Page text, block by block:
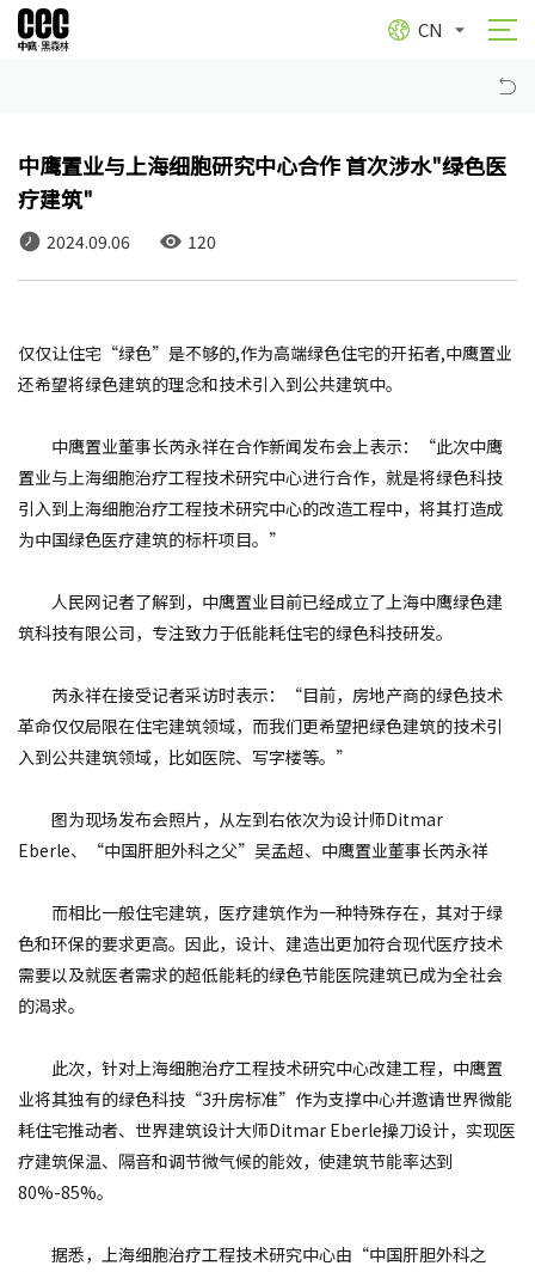
CN
中鹰置业与上海细胞研究中心合作 首次涉水"绿色医
疗建筑"
2024.09.06 120
仅仅让住宅“绿色”是不够的,作为高端绿色住宅的开拓者,中鹰置业
还希望将绿色建筑的理念和技术引入到公共建筑中。
中鹰置业董事长芮永祥在合作新闻发布会上表示：“此次中鹰
置业与上海细胞治疗工程技术研究中心进行合作，就是将绿色科技
引入到上海细胞治疗工程技术研究中心的改造工程中，将其打造成
为中国绿色医疗建筑的标杆项目。”
人民网记者了解到，中鹰置业目前已经成立了上海中鹰绿色建
筑科技有限公司，专注致力于低能耗住宅的绿色科技研发。
芮永祥在接受记者采访时表示：“目前，房地产商的绿色技术
革命仅仅局限在住宅建筑领域，而我们更希望把绿色建筑的技术引
入到公共建筑领域，比如医院、写字楼等。”
图为现场发布会照片，从左到右依次为设计师Ditmar
Eberle、“中国肝胆外科之父”吴孟超、中鹰置业董事长芮永祥
而相比一般住宅建筑，医疗建筑作为一种特殊存在，其对于绿
色和环保的要求更高。因此，设计、建造出更加符合现代医疗技术
需要以及就医者需求的超低能耗的绿色节能医院建筑已成为全社会
的渴求。
此次，针对上海细胞治疗工程技术研究中心改建工程，中鹰置
业将其独有的绿色科技“3升房标准”作为支撑中心并邀请世界微能
耗住宅推动者、世界建筑设计大师Ditmar Eberle操刀设计，实现医
疗建筑保温、隔音和调节微气候的能效，使建筑节能率达到
80%-85%。
据悉，上海细胞治疗工程技术研究中心由“中国肝胆外科之